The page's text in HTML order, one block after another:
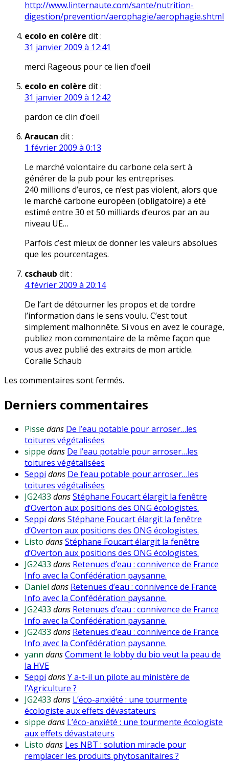
http://www.linternaute.com/sante/nutrition-
digestion/prevention/aerophagie/aerophagie.shtml
ecolo en colère dit :
31 janvier 2009 à 12:41
merci Rageous pour ce lien d’oeil
ecolo en colère dit :
31 janvier 2009 à 12:42
pardon ce clin d’oeil
Araucan dit :
1 février 2009 à 0:13
Le marché volontaire du carbone cela sert à
générer de la pub pour les entreprises.
240 millions d’euros, ce n’est pas violent, alors que
le marché carbone européen (obligatoire) a été
estimé entre 30 et 50 milliards d’euros par an au
niveau UE…
Parfois c’est mieux de donner les valeurs absolues
que les pourcentages.
cschaub dit :
4 février 2009 à 20:14
De l’art de détourner les propos et de tordre
l’information dans le sens voulu. C’est tout
simplement malhonnête. Si vous en avez le courage,
publiez mon commentaire de la même façon que
vous avez publié des extraits de mon article.
Coralie Schaub
Les commentaires sont fermés.
Derniers commentaires
Pisse dans De l’eau potable pour arroser…les
toitures végétalisées
sippe dans De l’eau potable pour arroser…les
toitures végétalisées
Seppi dans De l’eau potable pour arroser…les
toitures végétalisées
JG2433 dansStéphane Foucart élargit la fenêtre
d’Overton aux positions des ONG écologistes.
Seppi dansStéphane Foucart élargit la fenêtre
d’Overton aux positions des ONG écologistes.
Listo dansStéphane Foucart élargit la fenêtre
d’Overton aux positions des ONG écologistes.
JG2433 dans Retenues d’eau : connivence de France
Info avec la Confédération paysanne.
Daniel dans Retenues d’eau : connivence de France
Info avec la Confédération paysanne.
JG2433 dans Retenues d’eau : connivence de France
Info avec la Confédération paysanne.
JG2433 dans Retenues d’eau : connivence de France
Info avec la Confédération paysanne.
yann dansComment le lobby du bio veut la peau de
la HVE
Seppi dansY a-t-il un pilote au ministère de
l’Agriculture ?
JG2433 dans L’éco-anxiété : une tourmente
écologiste aux effets dévastateurs
sippe dans L’éco-anxiété : une tourmente écologiste
aux effets dévastateurs
Listo dans Les NBT : solution miracle pour
remplacer les produits phytosanitaires ?